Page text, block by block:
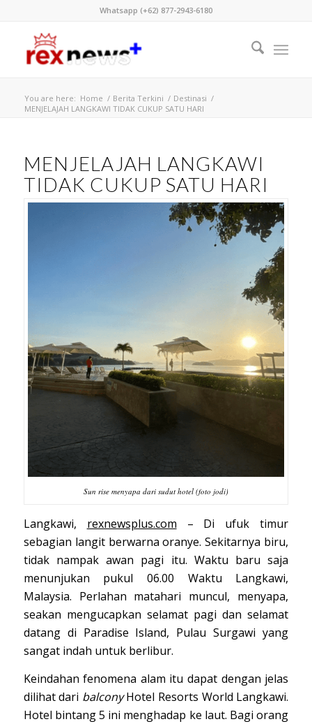
Whatsapp (+62) 877-2943-6180
You are here: Home / Berita Terkini / Destinasi /
MENJELAJAH LANGKAWI TIDAK CUKUP SATU HARI
MENJELAJAH LANGKAWI
TIDAK CUKUP SATU HARI
Sun rise menyapa dari sudut hotel (foto jodi)
Langkawi, rexnewsplus.com – Di ufuk timur
sebagian langit berwarna oranye. Sekitarnya biru,
tidak nampak awan pagi itu. Waktu baru saja
menunjukan pukul 06.00 Waktu Langkawi,
Malaysia. Perlahan matahari muncul, menyapa,
seakan mengucapkan selamat pagi dan selamat
datang di Paradise Island, Pulau Surgawi yang
sangat indah untuk berlibur.
Keindahan fenomena alam itu dapat dengan jelas
dilihat dari balconyHotel Resorts World Langkawi.
Hotel bintang 5 ini menghadap ke laut. Bagi orang